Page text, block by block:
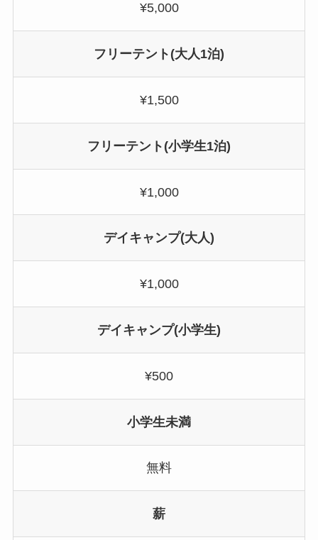
¥5,000
フリーテント(大人1泊)
¥1,500
フリーテント(小学生1泊)
¥1,000
デイキャンプ(大人)
¥1,000
デイキャンプ(小学生)
¥500
小学生未満
無料
薪